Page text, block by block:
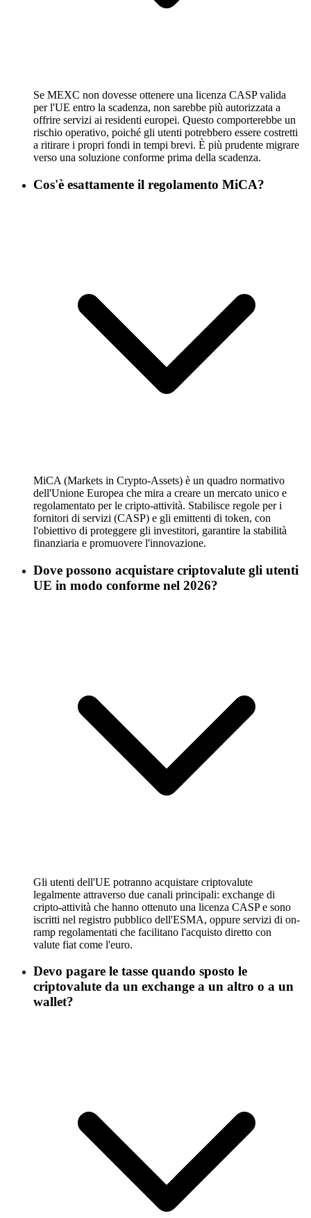
Se MEXC non dovesse ottenere una licenza CASP valida
per l'UE entro la scadenza, non sarebbe più autorizzata a
offrire servizi ai residenti europei. Questo comporterebbe un
rischio operativo, poiché gli utenti potrebbero essere costretti
a ritirare i propri fondi in tempi brevi. È più prudente migrare
verso una soluzione conforme prima della scadenza.
Cos'è esattamente il regolamento MiCA?
MiCA (Markets in Crypto-Assets) è un quadro normativo
dell'Unione Europea che mira a creare un mercato unico e
regolamentato per le cripto-attività. Stabilisce regole per i
fornitori di servizi (CASP) e gli emittenti di token, con
l'obiettivo di proteggere gli investitori, garantire la stabilità
finanziaria e promuovere l'innovazione.
Dove possono acquistare criptovalute gli utenti
UE in modo conforme nel 2026?
Gli utenti dell'UE potranno acquistare criptovalute
legalmente attraverso due canali principali: exchange di
cripto-attività che hanno ottenuto una licenza CASP e sono
iscritti nel registro pubblico dell'ESMA, oppure servizi di on-
ramp regolamentati che facilitano l'acquisto diretto con
valute fiat come l'euro.
Devo pagare le tasse quando sposto le
criptovalute da un exchange a un altro o a un
wallet?